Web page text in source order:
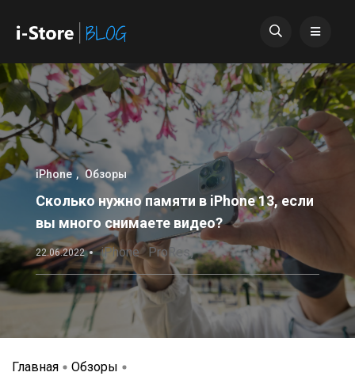
iPhone Обзоры
Сколько нужно памяти в iPhone 13, если
вы много снимаете видео?
22.06.2022 iPhone ProRes
Главная
Обзоры